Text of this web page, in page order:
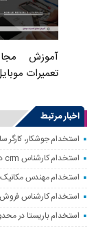
آموزش
تعمیرات
اخبار مرتبط
استخدام جوشکار، کارگر
استخدام کارشناس crm در کلینیک لاغری لوئیز در تهران
استخدام مهندس مکانیک
استخدام کارشناس فروش
استخدام باریستا در